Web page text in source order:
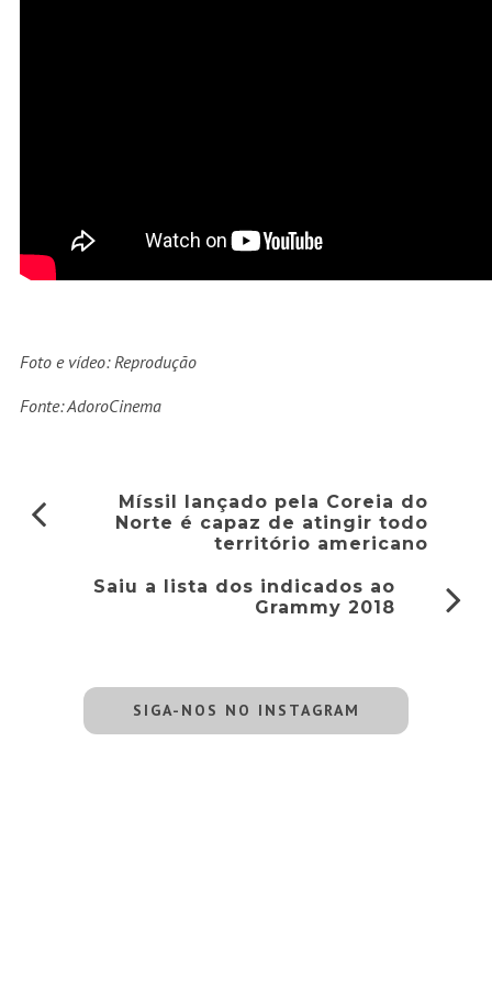
Foto e vídeo: Reprodução
Fonte: AdoroCinema
Míssil lançado pela Coreia do
Norte é capaz de atingir todo
território americano
Saiu a lista dos indicados ao
Grammy 2018
SIGA-NOS NO INSTAGRAM